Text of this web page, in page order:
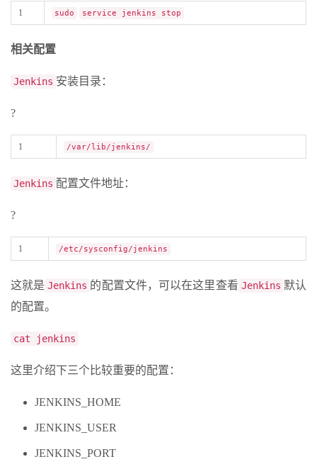
1 sudo service jenkins stop
相关配置
Jenkins 安装目录：
?
1 /var/lib/jenkins/
Jenkins 配置文件地址：
?
1 /etc/sysconfig/jenkins
这就是 Jenkins 的配置文件，可以在这里查看 Jenkins 默认
的配置。
cat jenkins
这里介绍下三个比较重要的配置：
JENKINS_HOME
JENKINS_USER
JENKINS_PORT